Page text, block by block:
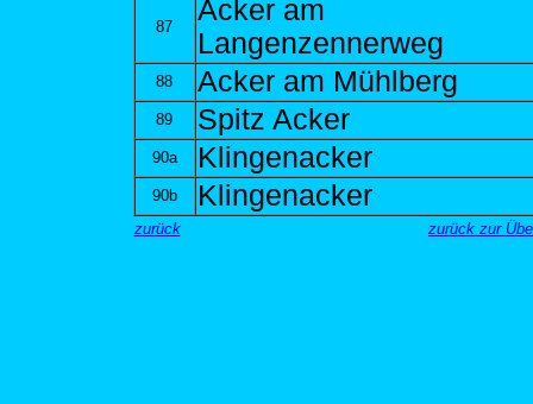
87
Acker am
Langenzennerweg
88 Acker am Mühlberg
89 Spitz Acker
90a Klingenacker
90b Klingenacker
zurück zurück zur